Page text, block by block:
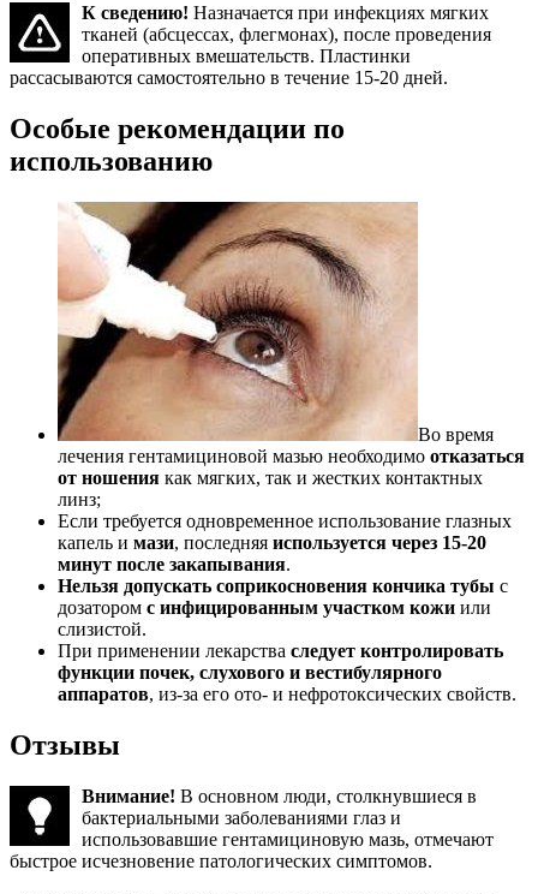
К сведению! Назначается при инфекциях мягких
тканей (абсцессах, флегмонах), после проведения
оперативных вмешательств. Пластинки
рассасываются самостоятельно в течение 15-20 дней.
Особые рекомендации по
использованию
Во время
лечения гентамициновой мазью необходимо отказаться
от ношения как мягких, так и жестких контактных
линз;
Если требуется одновременное использование глазных
капель и мази, последняя используется через 15-20
минут после закапывания.
Нельзя допускать соприкосновения кончика тубы с
дозатором с инфицированным участком кожи или
слизистой.
При применении лекарства следует контролировать
функции почек, слухового и вестибулярного
аппаратов, из-за его ото- и нефротоксических свойств.
Отзывы
Внимание! В основном люди, столкнувшиеся в
бактериальными заболеваниями глаз и
использовавшие гентамициновую мазь, отмечают
быстрое исчезновение патологических симптомов.